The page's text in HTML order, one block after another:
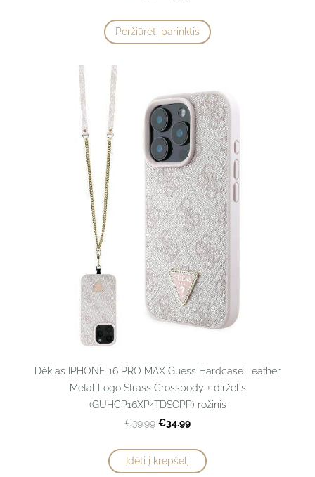
Peržiūrėti parinktis
Dėklas IPHONE 16 PRO MAX Guess Hardcase Leather
Metal Logo Strass Crossbody + dirželis
(GUHCP16XP4TDSCPP) rožinis
€39.99 €34.99
Įdėti į krepšelį